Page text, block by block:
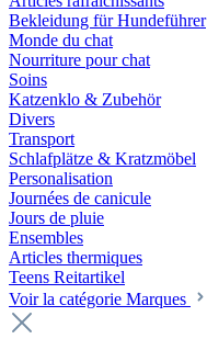
Bekleidung für Hundeführer
Monde du chat
Nourriture pour chat
Soins
Katzenklo & Zubehör
Divers
Transport
Schlafplätze & Kratzmöbel
Personalisation
Journées de canicule
Jours de pluie
Ensembles
Articles thermiques
Teens Reitartikel
Voir la catégorie Marques